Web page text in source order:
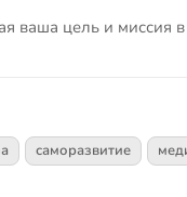
ваша цель и миссия
саморазвитие